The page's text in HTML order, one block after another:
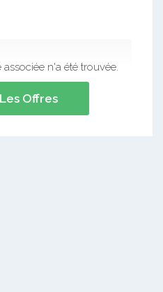
n'a été trouvée.
Offres